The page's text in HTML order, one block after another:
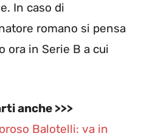
In caso di
romano si pensa
ora in Serie B a cui
anche >>>
Balotelli: va in